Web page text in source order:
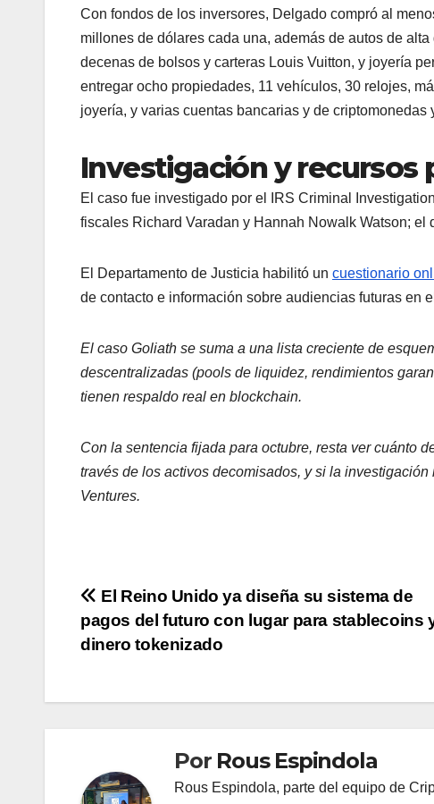
Con fondos de los inversores, Delgado compró al
millones de dólares cada una, además de autos de
decenas de bolsos y carteras Louis Vuitton, y joyería
entregar ocho propiedades, 11 vehículos, 30 relojes,
joyería, y varias cuentas bancarias y de criptomonedas
Investigación y recursos
El caso fue investigado por el IRS Criminal
fiscales Richard Varadan y Hannah Nowalk Watson;
El Departamento de Justicia habilitó un cuestionario
de contacto e información sobre audiencias futuras en
El caso Goliath se suma a una lista creciente de
descentralizadas (pools de liquidez, rendimientos
tienen respaldo real en blockchain.
Con la sentencia fijada para octubre, resta ver cuánto
través de los activos decomisados, y si la
Ventures.
Navegación
de
El Reino Unido ya diseña su sistema de
pagos del futuro con lugar para stablecoins
dinero tokenizado
Por Rous Espindola
Rous Espindola, parte del equipo de